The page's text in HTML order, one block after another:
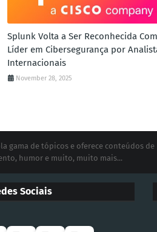
Splunk Volta a Ser Reconhecida
Líder em Cibersegurança por
Internacionais
November 28, 2025
gama de tópicos e oferece conteúdos de
humor e muito, muito mais...
Sociais